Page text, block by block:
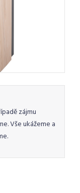
zájmu
Vše ukážeme a